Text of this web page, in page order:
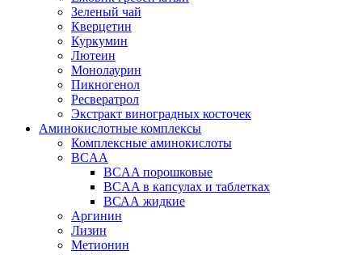
Зеленый чай
Кверцетин
Куркумин
Лютеин
Монолаурин
Пикногенол
Ресвератрол
Экстракт виноградных косточек
Аминокислотные комплексы
Комплексные аминокислоты
BCAA
BCAA порошковые
BCAA в капсулах и таблетках
ВСАА жидкие
Аргинин
Лизин
Метионин